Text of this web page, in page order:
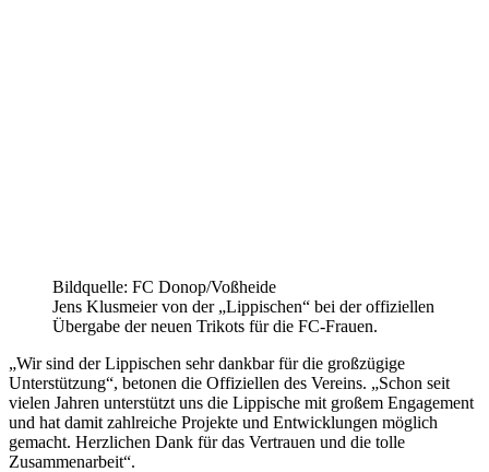
Bildquelle: FC Donop/Voßheide
Jens Klusmeier von der „Lippischen“ bei der offiziellen
Übergabe der neuen Trikots für die FC-Frauen.
„Wir sind der Lippischen sehr dankbar für die großzügige
Unterstützung“, betonen die Offiziellen des Vereins. „Schon seit
vielen Jahren unterstützt uns die Lippische mit großem Engagement
und hat damit zahlreiche Projekte und Entwicklungen möglich
gemacht. Herzlichen Dank für das Vertrauen und die tolle
Zusammenarbeit“.